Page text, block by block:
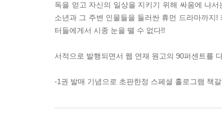
독을 얻고 자신의 일상을 지키기 위해 싸움에 나
소년과 그 주변 인물들을 둘러싼 휴먼 드라마까지
터들에게서 시종 눈을 뗄 수 없다!!
서적으로 발행되면서 웹 연재 원고의 90퍼센트를
-1권 발매 기념으로 초판한정 스페셜 홀로그램 책